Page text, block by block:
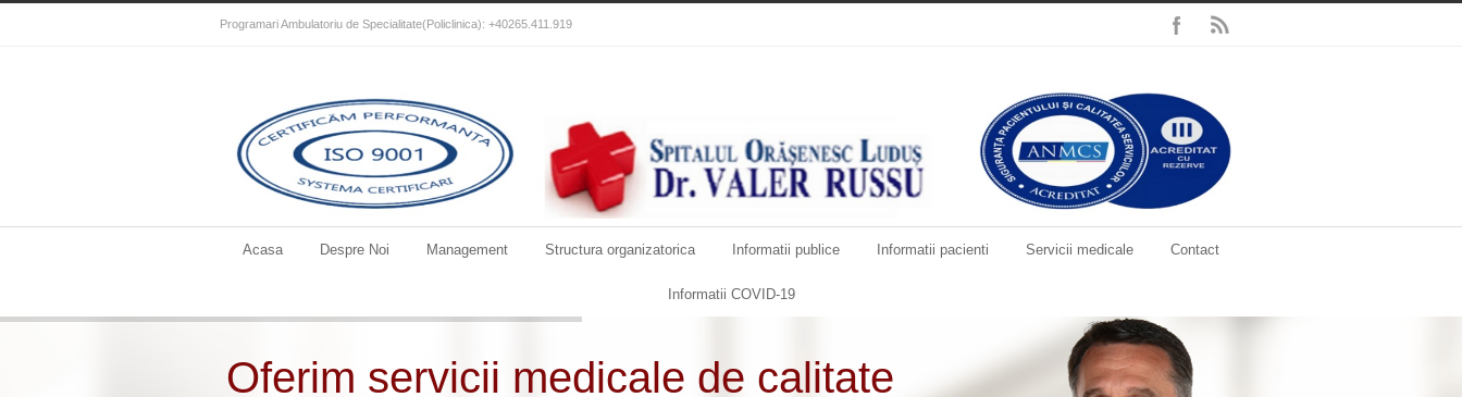
Programari Ambulatoriu de Specialitate(Policlinica): +40265.411.919
Acasa Despre Noi Management Structura organizatorica Informatii publice Informatii pacienti Servicii medicale Contact
Informatii COVID-19